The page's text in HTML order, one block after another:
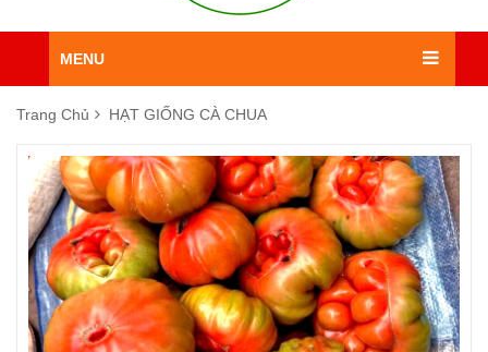
MENU
Trang Chủ HẠT GIỐNG CÀ CHUA